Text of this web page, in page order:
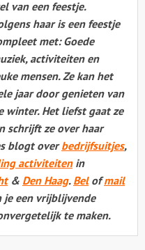
van een feestje.
haar is een feestje
met: Goede
activiteiten en
mensen. Ze kan het
jaar door genieten van
winter. Het liefst gaat ze
schrijft ze over haar
blogt overbedrijfsuitjes,
activiteitenin
& Den Haag. Belofmail
je een vrijblijvende
te maken.